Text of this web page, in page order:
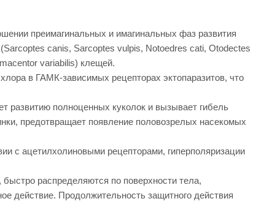
преимагинальных и имагинальных фаз развития
canis, Sarcoptes vulpis, Notoedres cati, Otodectes
variabilis) клещей.
в ГАМК-зависимых рецепторах эктопаразитов, что
развитию полноценных куколок и вызывает гибель
предотвращает появление половозрелых насекомых
с ацетилхолиновыми рецепторами, гиперполяризации
распределяются по поверхности тела,
действие. Продолжительность защитного действия